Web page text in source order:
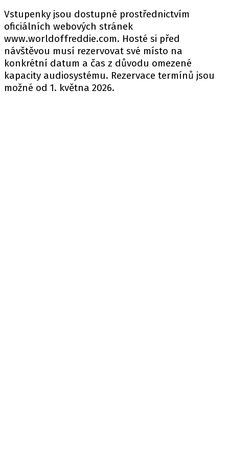
Vstupenky jsou dostupné prostřednictvím
oficiálních webových stránek
www.worldoffreddie.com. Hosté si před
návštěvou musí rezervovat své místo na
konkrétní datum a čas z důvodu omezené
kapacity audiosystému. Rezervace termínů jsou
možné od 1. května 2026.